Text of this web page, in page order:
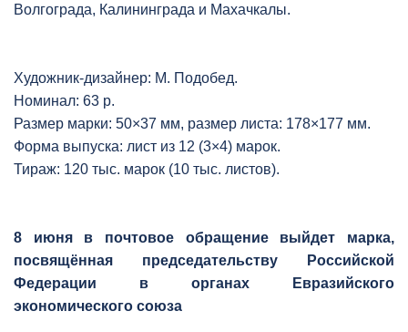
Волгограда, Калининграда и Махачкалы.
Художник-дизайнер: М. Подобед.
Номинал: 63 р.
Размер марки: 50×37 мм, размер листа: 178×177 мм.
Форма выпуска: лист из 12 (3×4) марок.
Тираж: 120 тыс. марок (10 тыс. листов).
8 июня в почтовое обращение выйдет марка,
посвящённая председательству Российской
Федерации в органах Евразийского
экономического союза